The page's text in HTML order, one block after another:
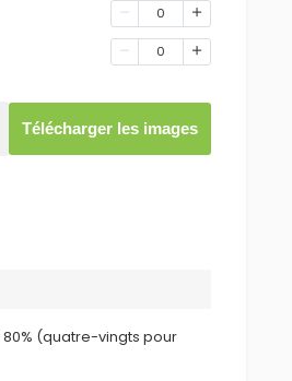
0
0
Télécharger les images
80% (quatre-vingts pour